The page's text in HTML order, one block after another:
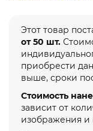
Этот товар
от 50 шт.
приобрести
выше, сроки
Стоимость
зависит от
изображения и